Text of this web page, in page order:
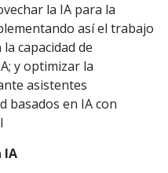
la IA para la
así el trabajo
capacidad de
y optimizar la
asistentes
basados en IA con
IA